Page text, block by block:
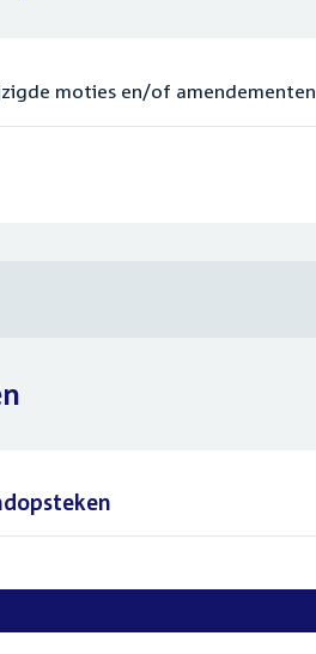
moties en/of amendementen